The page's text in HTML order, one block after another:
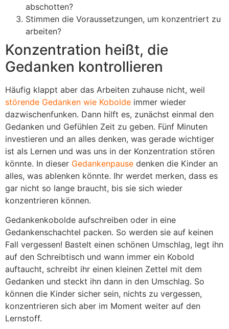
abschotten?
Stimmen die Voraussetzungen, um konzentriert zu
arbeiten?
Konzentration heißt, die
Gedanken kontrollieren
Häufig klappt aber das Arbeiten zuhause nicht, weil
störende Gedanken wie Kobolde immer wieder
dazwischenfunken. Dann hilft es, zunächst einmal den
Gedanken und Gefühlen Zeit zu geben. Fünf Minuten
investieren und an alles denken, was gerade wichtiger
ist als Lernen und was uns in der Konzentration stören
könnte. In dieser Gedankenpause denken die Kinder an
alles, was ablenken könnte. Ihr werdet merken, dass es
gar nicht so lange braucht, bis sie sich wieder
konzentrieren können.
Gedankenkobolde aufschreiben oder in eine
Gedankenschachtel packen. So werden sie auf keinen
Fall vergessen! Bastelt einen schönen Umschlag, legt ihn
auf den Schreibtisch und wann immer ein Kobold
auftaucht, schreibt ihr einen kleinen Zettel mit dem
Gedanken und steckt ihn dann in den Umschlag. So
können die Kinder sicher sein, nichts zu vergessen,
konzentrieren sich aber im Moment weiter auf den
Lernstoff.